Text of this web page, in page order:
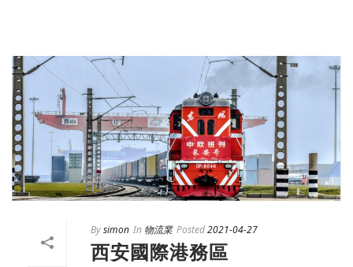
Bysimon In物流業 Posted2021-04-27
西安國際港務區